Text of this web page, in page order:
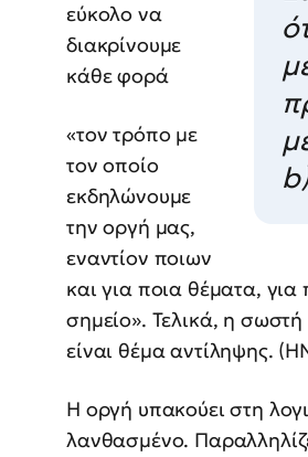
εύκολο να
διακρίνουμε
κάθε φορά
«τον τρόπο με
τον οποίο
εκδηλώνουμε
την οργή μας,
εναντίον ποιων
και για ποια θέματα,
σημείο». Τελικά, η
είναι θέμα αντίληψης.
Η οργή υπακούει στη
λανθασμένο.